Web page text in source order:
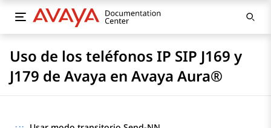
Uso de los teléfonos IP SIP J169 y
J179 de Avaya en Avaya Aura®